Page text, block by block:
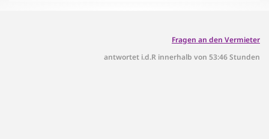
Fragen an den Vermieter
antwortet i.d.R innerhalb von 53:46 Stunden